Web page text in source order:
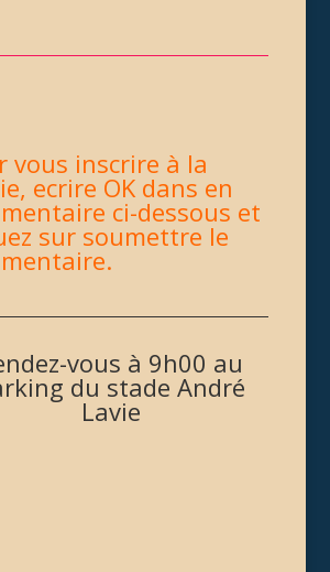
vous inscrire à la
ecrire OK dans en
ci-dessous et
sur soumettre le
vous à 9h00 au
du stade André
Lavie